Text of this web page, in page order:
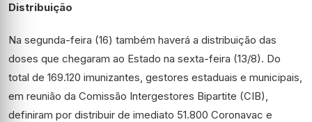
Distribuição
Na segunda-feira (16) também haverá a distribuição das
doses que chegaram ao Estado na sexta-feira (13/8). Do
total de 169.120 imunizantes, gestores estaduais e municipais,
em reunião da Comissão Intergestores Bipartite (CIB),
definiram por distribuir de imediato 51.800 Coronavac e